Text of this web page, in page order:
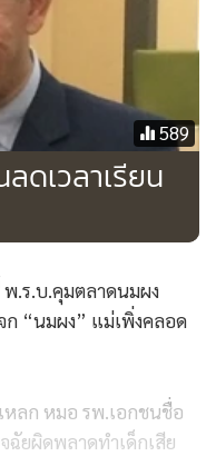
ให้เหมือนนมแม่ได้เพียง
สามารถนำมาใช้ทดแทน
าใจประหนึ่งว่าดีกว่านม
ม่จะทำให้เด็กขาดโอกาส
นนมแม่ที่จะเข้าไปใน
ลล์ของเด็ก หรือฮอร์โมน
ารถที่จะทำให้เหมือนนม
ที่ได้กินนมแม่จะมีระดับ
งความรักความอบอุ่น
ว่างการให้นมด้วย
589
ดเวลาเรียน
พ.ร.บ.คุมตลาดนมผง
“นมผง” แม่เพิ่งคลอด
หลก หมอ รพ.เอกชนชื่อ
ฉัยผิดพลาดทำเด็กเสีย